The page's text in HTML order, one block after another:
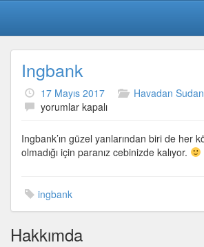
Ingbank
17 Mayıs 2017
Havadan Sudan
Ingbank
yorumlar kapalı
Ingbank’ın güzel yanlarından biri de her
olmadığı için paranız cebinizde kalıyor.
ingbank
Hakkımda